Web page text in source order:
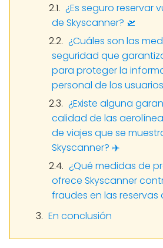
¿Es seguro reservar
de Skyscanner? 🛫
¿Cuáles son las
seguridad que
para proteger la
personal de los
¿Existe alguna
calidad de las
de viajes que se
Skyscanner? ✈️
¿Qué medidas de
ofrece Skyscanner
fraudes en las reservas
En conclusión